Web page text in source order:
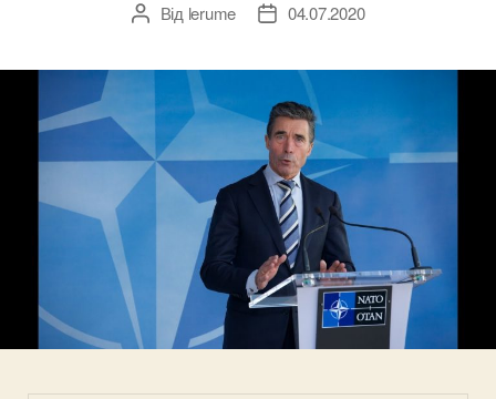
Автор
Від lerume
Дата04.07.2020